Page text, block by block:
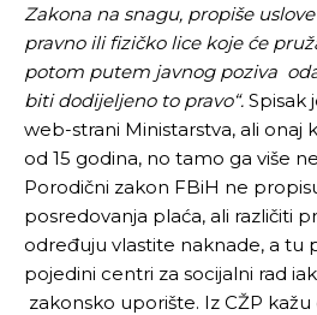
Zakona na snagu, propiše
pravno ili fizičko lice koje će
potom putem javnog poziva
biti dodijeljeno to pravo“. Spisak
web-strani Ministarstva, ali onaj
od 15 godina, no tamo ga više
Porodični zakon FBiH ne
posredovanja plaća, ali različiti
određuju vlastite naknade, a tu
pojedini centri za socijalni rad
zakonsko uporište. Iz CŽP kažu